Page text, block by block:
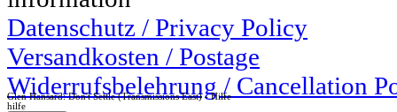
Datenschutz / Privacy Policy
Versandkosten / Postage
Widerrufsbelehrung / Cancellation
Glen Hansard: Don't Settle (Transmissions East) - Hilfe
hilfe